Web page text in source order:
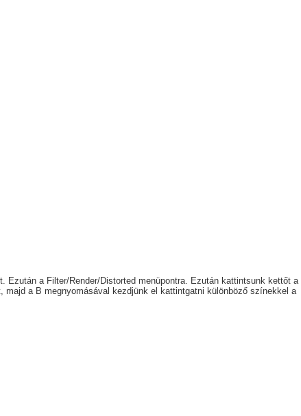
a Filter/Render/Distorted menüpontra. Ezután kattintsunk kettőt a
a B megnyomásával kezdjünk el kattintgatni különböző színekkel a